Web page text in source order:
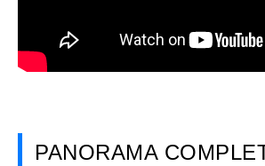
PANORAMA